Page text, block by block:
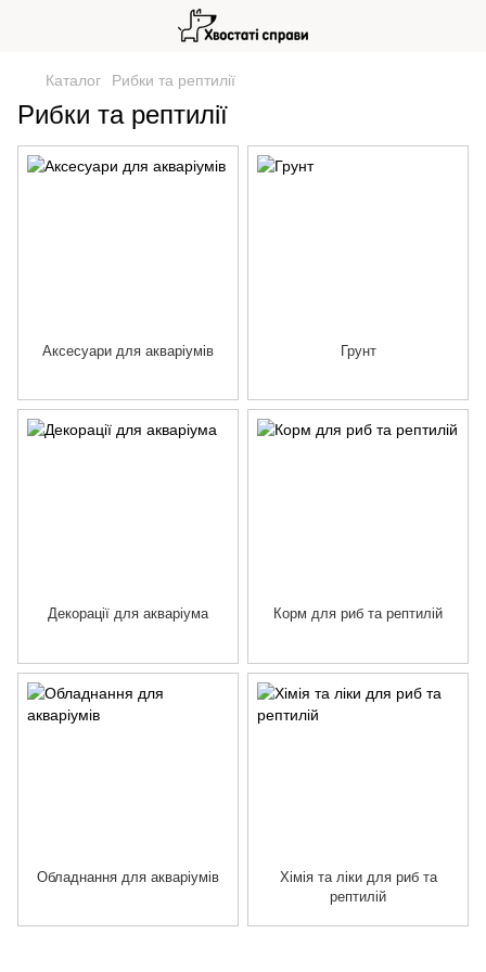
Каталог Рибки та рептилії
Рибки та рептилії
Аксесуари для акваріумів Грунт
Декорації для акваріума Корм для риб та рептилій
Обладнання для акваріумів
Хімія та ліки для риб та
рептилій